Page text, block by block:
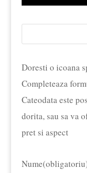
Doresti o icoana
Completeaza
Cateodata este
dorita, sau sa va
pret si aspect
Nume